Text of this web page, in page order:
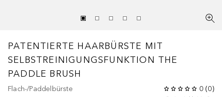
PATENTIERTE HAARBÜRSTE MIT
SELBSTREINIGUNGSFUNKTION THE
PADDLE BRUSH
Flach-/Paddelbürste 0 (0)